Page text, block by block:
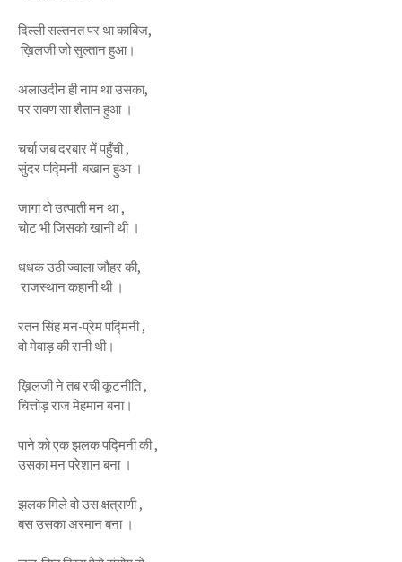
दिल्ली सल्तनत पर था काबिज,
ख़िलजी जो सुल्तान हुआ।
अलाउदीन ही नाम था उसका,
पर रावण सा शैतान हुआ ।
चर्चा जब दरबार में पहुँची ,
सुंदर पद्मिनी बखान हुआ ।
जागा वो उत्पाती मन था ,
चोट भी जिसको खानी थी ।
धधक उठी ज्वाला जौहर की,
राजस्थान कहानी थी ।
रतन सिंह मन-प्रेम पद्मिनी ,
वो मेवाड़ की रानी थी।
ख़िलजी ने तब रची कूटनीति ,
चित्तोड़ राज मेहमान बना।
पाने को एक झलक पद्मिनी की ,
उसका मन परेशान बना ।
झलक मिले वो उस क्षत्राणी ,
बस उसका अरमान बना ।